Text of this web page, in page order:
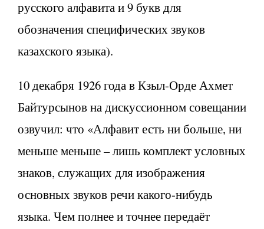
русского алфавита и 9 букв для
обозначения специфических звуков
казахского языка).
10 декабря 1926 года в Кзыл-Орде Ахмет
Байтурсынов на дискуссионном совещании
озвучил: что «Алфавит есть ни больше, ни
меньше меньше – лишь комплект условных
знаков, служащих для изображения
основных звуков речи какого-нибудь
языка. Чем полнее и точнее передаёт